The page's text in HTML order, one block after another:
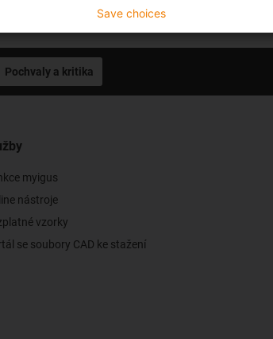
Pochvaly a kritika
myigus
nástroje
vzorky
se soubory CAD ke stažení
Save choices